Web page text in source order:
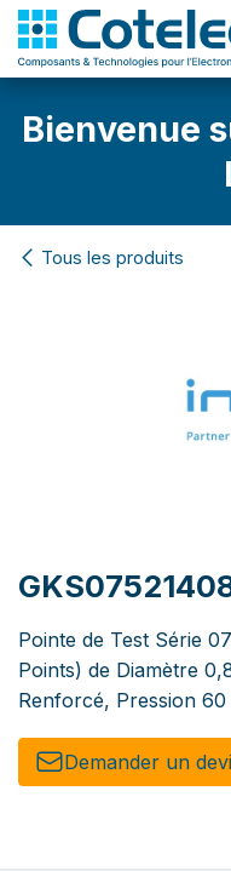
Bienvenue
Tous les produits
Pointe de Test Série
Points) de Diamètre
Renforcé, Pression 60
Demander un